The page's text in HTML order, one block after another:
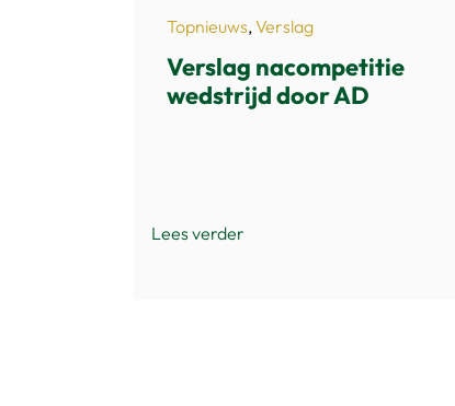
Topnieuws, Verslag
Verslag nacompetitie
wedstrijd door AD
Lees verder